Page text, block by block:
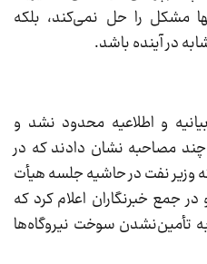
مشکل را حل نمی‌کند، بلکه
در آینده باشد.
و اطلاعیه محدود نشد و
چند مصاحبه نشان دادند که در
وزیر نفت در حاشیه جلسه هیأت
جمع خبرنگاران اعلام کرد که
تأمین‌نشدن سوخت نیروگاه‌ها